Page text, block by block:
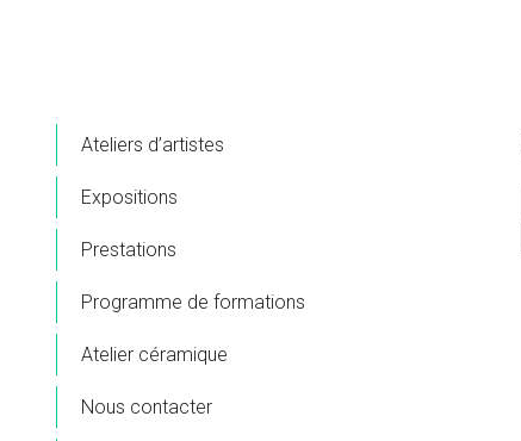
Ateliers d’artistes
Expositions
Prestations
Programme de formations
Atelier céramique
Nous contacter